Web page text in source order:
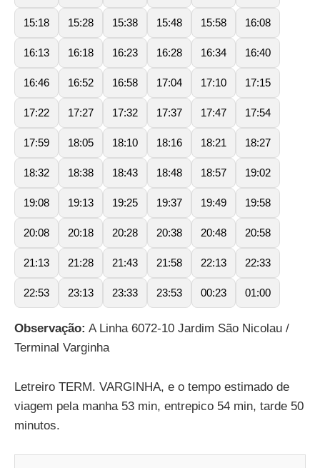
15:18 15:28 15:38 15:48 15:58 16:08
16:13 16:18 16:23 16:28 16:34 16:40
16:46 16:52 16:58 17:04 17:10 17:15
17:22 17:27 17:32 17:37 17:47 17:54
17:59 18:05 18:10 18:16 18:21 18:27
18:32 18:38 18:43 18:48 18:57 19:02
19:08 19:13 19:25 19:37 19:49 19:58
20:08 20:18 20:28 20:38 20:48 20:58
21:13 21:28 21:43 21:58 22:13 22:33
22:53 23:13 23:33 23:53 00:23 01:00
Observação: A Linha 6072-10 Jardim São Nicolau /
Terminal Varginha
Letreiro TERM. VARGINHA, e o tempo estimado de
viagem pela manha 53 min, entrepico 54 min, tarde 50
minutos.